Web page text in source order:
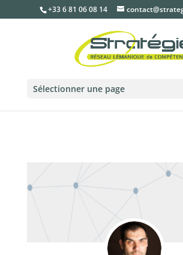
+33 6 81 06 08 14
Sélectionner une page